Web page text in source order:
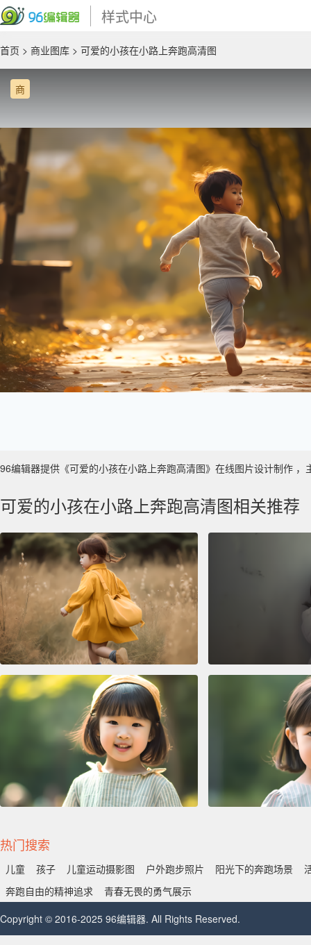
样式中心
首页 > 商业图库 > 可爱的小孩在小路上奔跑高清图
商
96编辑器提供《可爱的小孩在小路上奔跑高清图》在线图片设计制作
可爱的小孩在小路上奔跑高清图相关推荐
热门搜索
儿童 孩子 儿童运动摄影图 户外跑步照片 阳光下的奔跑场景
奔跑自由的精神追求
青春无畏的勇气展示
Copyright © 2016-2025 96编辑器. All Rights Reserved.